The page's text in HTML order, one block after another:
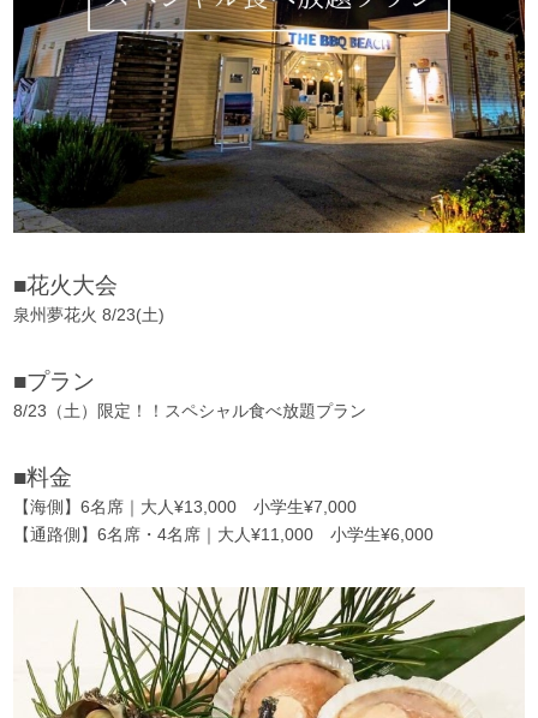
■花火大会
泉州夢花火 8/23(土)
■プラン
8/23（土）限定！！スペシャル食べ放題プラン
■料金
【海側】6名席｜大人¥13,000 小学生¥7,000
【通路側】6名席・4名席｜大人¥11,000 小学生¥6,000